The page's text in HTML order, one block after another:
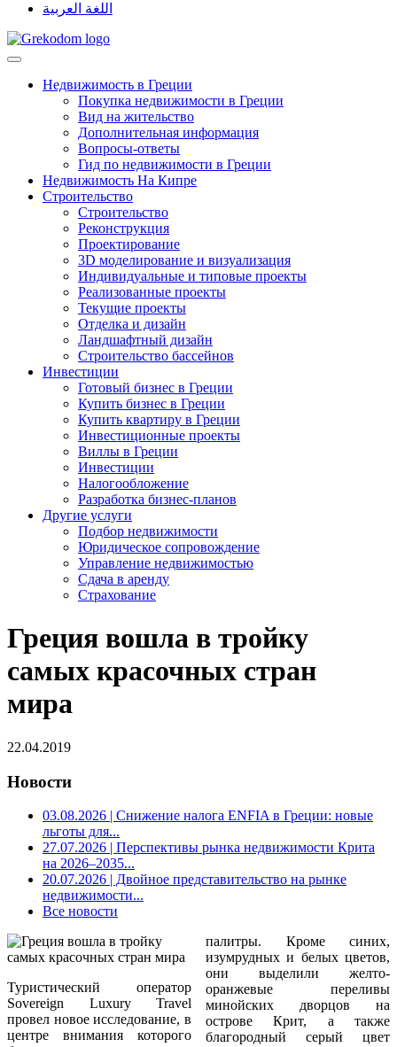
اللغة العربية
Недвижимость в Греции
Покупка недвижимости в Греции
Вид на жительство
Дополнительная информация
Вопросы-ответы
Гид по недвижимости в Греции
Недвижимость На Кипре
Строительство
Строительство
Реконструкция
Проектирование
3D моделирование и визуализация
Индивидуальные и типовые проекты
Реализованные проекты
Текущие проекты
Отделка и дизайн
Ландшафтный дизайн
Строительство бассейнов
Инвестиции
Готовый бизнес в Греции
Купить бизнес в Греции
Купить квартиру в Греции
Инвестиционные проекты
Виллы в Греции
Инвестиции
Налогообложение
Разработка бизнес-планов
Другие услуги
Подбор недвижимости
Юридическое сопровождение
Управление недвижимостью
Сдача в аренду
Страхование
Греция вошла в тройку
самых красочных стран
мира
22.04.2019
Новости
03.08.2026 | Снижение налога ENFIA в Греции: новые
льготы для...
27.07.2026 | Перспективы рынка недвижимости Крита
на 2026–2035...
20.07.2026 | Двойное представительство на рынке
недвижимости...
Все новости
Туристический оператор
Sovereign Luxury Travel
провел новое исследование, в
центре внимания которого
палитры. Кроме синих,
изумрудных и белых цветов,
они выделили желто-
оранжевые переливы
минойских дворцов на
острове Крит, а также
благородный серый цвет